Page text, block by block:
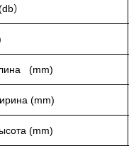
）
(mm)
(mm)
(mm)